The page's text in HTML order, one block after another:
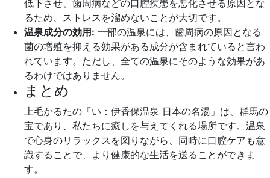
低下させ、歯周病などの口腔疾患を悪化させる原因とな
るため、ストレスを溜めないことが大切です。
温泉成分の効用: 一部の温泉には、歯周病の原因となる
菌の増殖を抑える効果がある成分が含まれていると言わ
れています。ただし、全ての温泉にそのような効果があ
るわけではありません。
まとめ
上毛かるたの「い：伊香保温泉 日本の名湯」は、群馬の
宝であり、私たちに癒しを与えてくれる場所です。温泉
で心身のリラックスを図りながら、同時に口腔ケアも意
識することで、より健康的な生活を送ることができま
す。